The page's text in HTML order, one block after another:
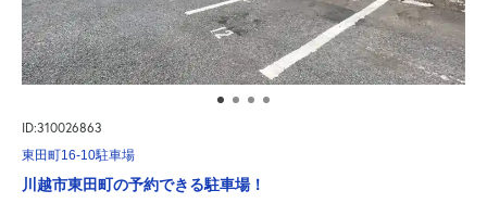
ID:310026863
東田町16-10駐車場
川越市東田町の予約できる駐車場！